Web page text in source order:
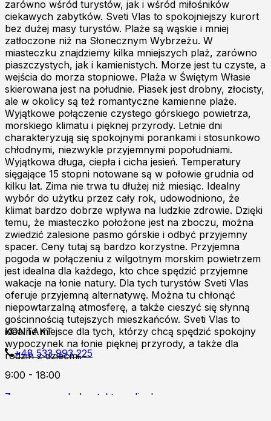
zarówno wśród turystów, jak i wśród miłośników
ciekawych zabytków. Sveti Vlas to spokojniejszy kurort
bez dużej masy turystów. Plaże są wąskie i mniej
zatłoczone niż na Słonecznym Wybrzeżu. W
miasteczku znajdziemy kilka mniejszych plaż, zarówno
piaszczystych, jak i kamienistych. Morze jest tu czyste, a
wejścia do morza stopniowe. Plaża w Świętym Własie
skierowana jest na południe. Piasek jest drobny, złocisty,
ale w okolicy są też romantyczne kamienne plaże.
Wyjątkowe połączenie czystego górskiego powietrza,
morskiego klimatu i pięknej przyrody. Letnie dni
charakteryzują się spokojnymi porankami i stosunkowo
chłodnymi, niezwykle przyjemnymi popołudniami.
Wyjątkowa długa, ciepła i cicha jesień. Temperatury
sięgające 15 stopni notowane są w połowie grudnia od
kilku lat. Zima nie trwa tu dłużej niż miesiąc. Idealny
wybór do użytku przez cały rok, udowodniono, że
klimat bardzo dobrze wpływa na ludzkie zdrowie. Dzięki
temu, że miasteczko położone jest na zboczu, można
zwiedzić zalesione pasmo górskie i odbyć przyjemny
spacer. Ceny tutaj są bardzo korzystne. Przyjemna
pogoda w połączeniu z wilgotnym morskim powietrzem
jest idealna dla każdego, kto chce spędzić przyjemne
wakacje na łonie natury. Dla tych turystów Sveti Vlas
oferuje przyjemną alternatywę. Można tu chłonąć
niepowtarzalną atmosferę, a także cieszyć się słynną
gościnnością tutejszych mieszkańców. Sveti Vlas to
idealne miejsce dla tych, którzy chcą spędzić spokojny
wypoczynek na łonie pięknej przyrody, a także dla
rodzin z dziećmi.
KONTAKT
+48 533 993 225
9:00 - 18:00
Zapraszamy do kontaktu online!